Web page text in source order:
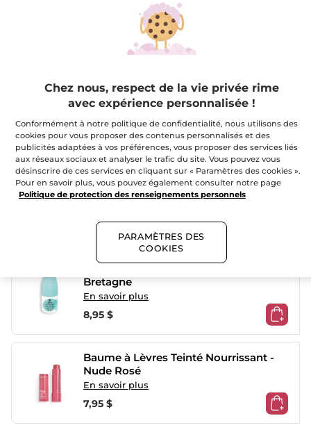
Lait Corps Monoï format voyage
7,00 $4,95 $
Vernis à Ongles Laque Botanique
Nude Pétale
8,95 $7,16 $
Bretagne
En savoir plus
8,95 $
Baume à Lèvres Teinté Nourrissant -
Nude Rosé
En savoir plus
7,95 $
Chez nous, respect de la vie privée rime
avec expérience personnalisée !
Conformément à notre politique de confidentialité, nous utilisons des
cookies pour vous proposer des contenus personnalisés et des
publicités adaptées à vos préférences, vous proposer des services liés
aux réseaux sociaux et analyser le trafic du site. Vous pouvez vous
désinscrire de ces services en cliquant sur « Paramètres des cookies ».
Pour en savoir plus, vous pouvez également consulter notre page
Politique de protection des renseignements personnels
PARAMÈTRES DES
COOKIES